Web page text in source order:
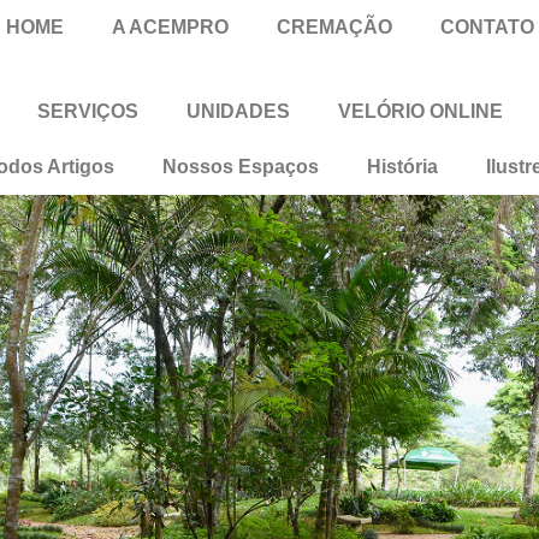
HOME A ACEMPRO CREMAÇÃO CONTATO
SERVIÇOS UNIDADES VELÓRIO ONLINE
Artigos Nossos Espaços História